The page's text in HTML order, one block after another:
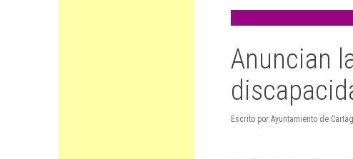
Anuncian
Escrito por Ayuntamiento de